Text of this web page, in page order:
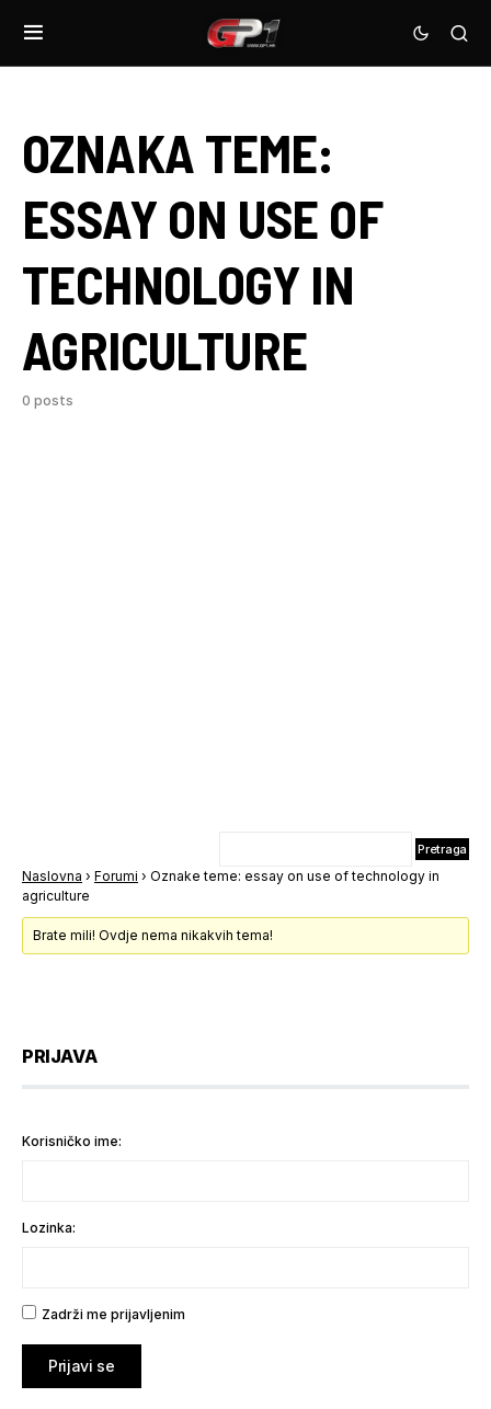
OZNAKA TEME:
ESSAY ON USE OF
TECHNOLOGY IN
AGRICULTURE
0 posts
Naslovna › Forumi › Oznake teme: essay on use of technology in
agriculture
Brate mili! Ovdje nema nikakvih tema!
PRIJAVA
Korisničko ime:
Lozinka:
Zadrži me prijavljenim
Prijavi se